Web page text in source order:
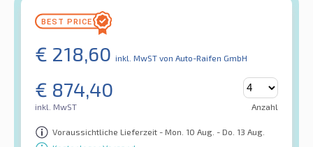
€ 218,60 inkl. MwST von Auto-Raifen GmbH
€ 874,40
inkl. MwST Anzahl
Voraussichtliche Lieferzeit - Mon. 10 Aug. - Do. 13 Aug.